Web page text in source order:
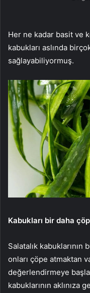
Her ne kadar basit ve
kabukları aslında
sağlayabiliyormuş.
Kabukları bir daha
Salatalık kabuklarının
onları çöpe atmaktan
değerlendirmeye
kabuklarının aklınıza